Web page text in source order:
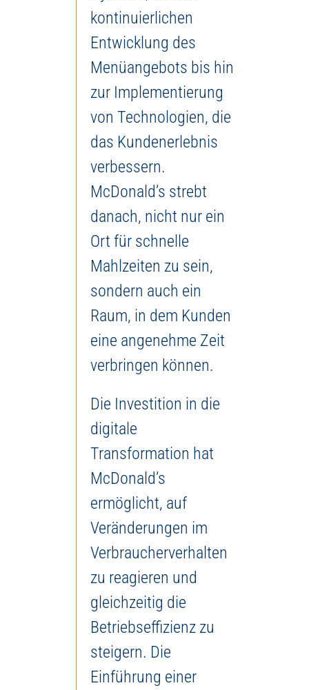
kontinuierlichen
Entwicklung des
Menüangebots bis hin
zur Implementierung
von Technologien, die
das Kundenerlebnis
verbessern.
McDonald’s strebt
danach, nicht nur ein
Ort für schnelle
Mahlzeiten zu sein,
sondern auch ein
Raum, in dem Kunden
eine angenehme Zeit
verbringen können.
Die Investition in die
digitale
Transformation hat
McDonald’s
ermöglicht, auf
Veränderungen im
Verbraucherverhalten
zu reagieren und
gleichzeitig die
Betriebseffizienz zu
steigern. Die
Einführung einer